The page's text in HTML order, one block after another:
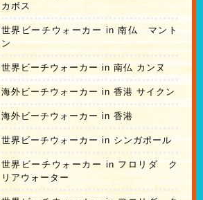
カボス
世界ビーチウォーカー in 南仏 マント
ン
世界ビーチウォーカー in 南仏 カンヌ
海外ビーチウォーカー in 香港 サイクン
海外ビーチウォーカー in 香港
世界ビーチウォーカー in シンガポール
世界ビーチウォーカー in フロリダ ク
リアウォーター